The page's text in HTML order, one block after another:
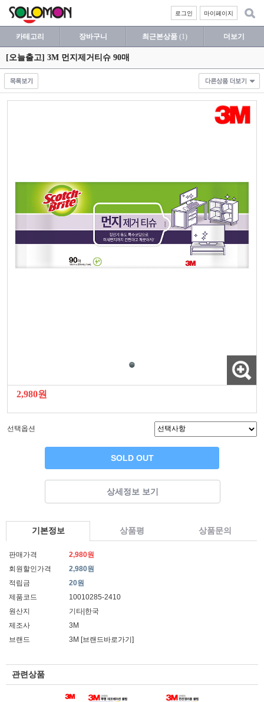
마이페이지
로그인
카테고리 장바구니 최근본상품 (1) 더보기
[오늘출고] 3M 먼지제거티슈 90매
2,980원
선택옵션
SOLD OUT
상세정보 보기
기본정보 상품평 상품문의
판매가격
2,980원
회원할인가격
2,980원
적립금
20원
제품코드
10010285-2410
원산지
기타|한국
제조사
3M
브랜드
3M [브랜드바로가기]
관련상품